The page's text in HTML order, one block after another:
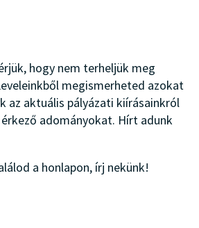
hogy nem terheljük meg
megismerheted azokat
az aktuális pályázati kiírásainkról
adományokat. Hírt adunk
a honlapon, írj nekünk!